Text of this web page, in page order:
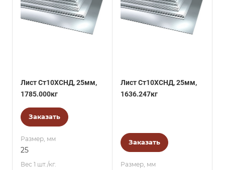
Лист Ст10ХСНД, 25мм,
1785.000кг
Заказать
Размер, мм
25
Вес 1 шт./кг.
Лист Ст10ХСНД, 25мм,
1636.247кг
Заказать
Размер, мм